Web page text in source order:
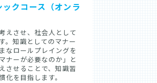
クコース（オンラ
えさせ、社会人として
。知識としてのマナー
なロールプレイングを
ナーが必要なのか」と
させることで、知識習
化を目指します。